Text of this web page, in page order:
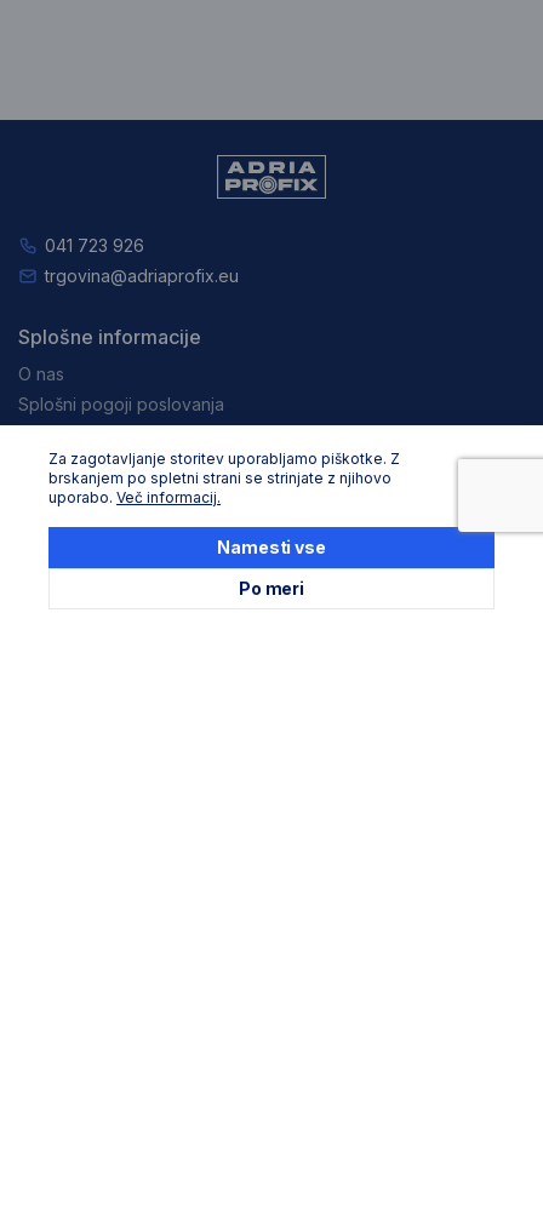
Za zagotavljanje storitev uporabljamo piškotke. Z
brskanjem po spletni strani se strinjate z njihovo
uporabo. Več informacij.
Po meri
Namesti vse
041 723 926
trgovina@adriaprofix.eu
Splošne informacije
O nas
Splošni pogoji poslovanja
Zaposlitev
Pravna obvestila
Reklamacija in vračila